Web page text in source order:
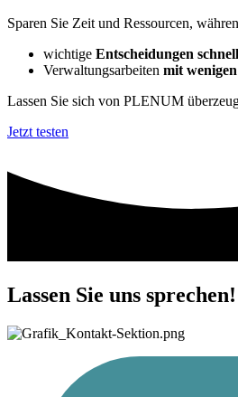
Sparen Sie Zeit und Ressourcen,
wichtige Entscheidungen
Verwaltungsarbeiten mit
Lassen Sie sich von PLENUM
Jetzt testen
Lassen Sie uns sprechen!